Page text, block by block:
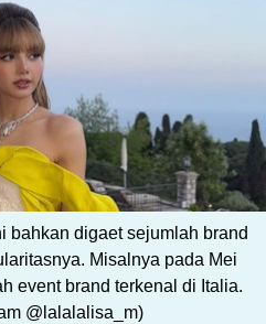
bahkan digaet sejumlah brand
Misalnya pada Mei
event brand terkenal di Italia.
@lalalalisa_m)